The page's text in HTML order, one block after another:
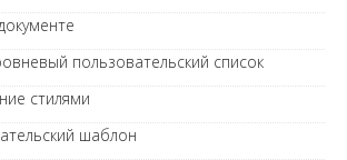
пользовательский список
стилями
шаблон